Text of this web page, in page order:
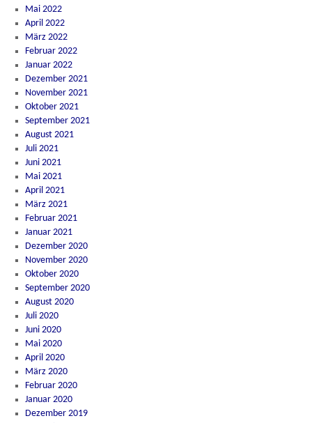
Mai 2022
April 2022
März 2022
Februar 2022
Januar 2022
Dezember 2021
November 2021
Oktober 2021
September 2021
August 2021
Juli 2021
Juni 2021
Mai 2021
April 2021
März 2021
Februar 2021
Januar 2021
Dezember 2020
November 2020
Oktober 2020
September 2020
August 2020
Juli 2020
Juni 2020
Mai 2020
April 2020
März 2020
Februar 2020
Januar 2020
Dezember 2019